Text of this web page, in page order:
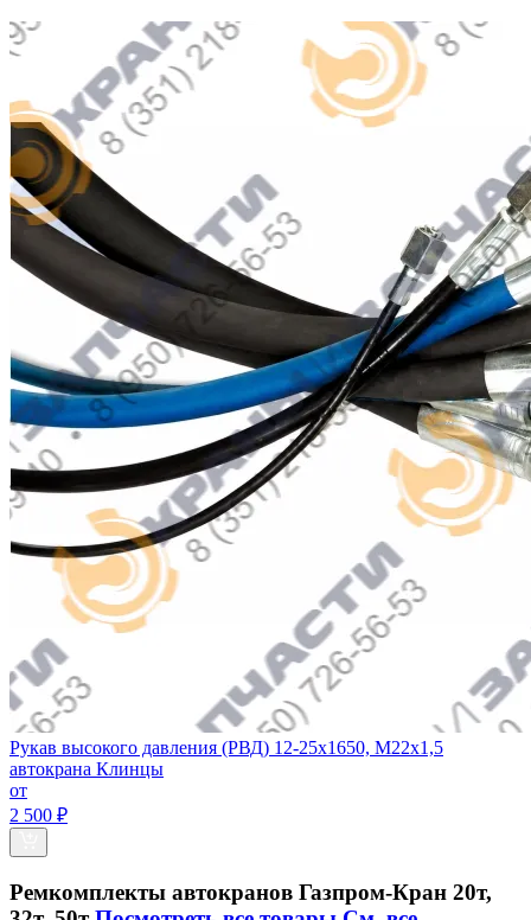
Рукав высокого давления (РВД) 12-25х1650, М22х1,5
автокрана Клинцы
от
2 500 ₽
Ремкомплекты автокранов Газпром-Кран 20т,